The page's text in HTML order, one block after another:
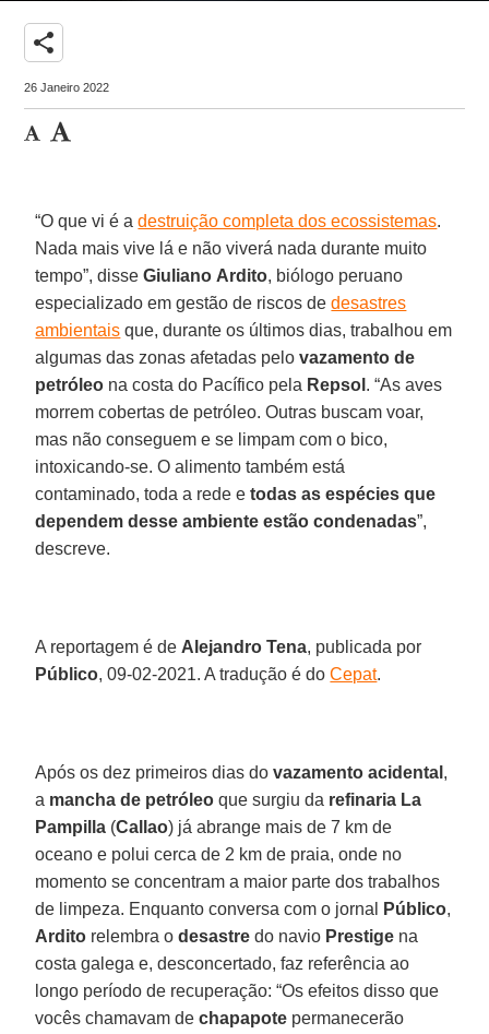
share
26 Janeiro 2022
“O que vi é adestruição completa dos ecossistemas.
Nada mais vive lá e não viverá nada durante muito
tempo”, disseGiuliano Ardito, biólogo peruano
especializado em gestão de riscos dedesastres
ambientais que, durante os últimos dias, trabalhou em
algumas das zonas afetadas pelovazamento de
petróleo na costa do Pacífico pela Repsol . “As aves
morrem cobertas de petróleo. Outras buscam voar,
mas não conseguem e se limpam com o bico,
intoxicando-se. O alimento também está
contaminado, toda a rede etodas as espécies que
dependem desse ambiente estão condenadas”,
descreve.
A reportagem é de Alejandro Tena, publicada por
Público, 09-02-2021. A tradução é doCepat.
Após os dez primeiros dias dovazamento acidental ,
a mancha de petróleo que surgiu da refinaria La
Pampilla (Callao) já abrange mais de 7 km de
oceano e polui cerca de 2 km de praia, onde no
momento se concentram a maior parte dos trabalhos
de limpeza. Enquanto conversa com o jornal
Público,
Ardito relembra odesastre do navio Prestige na
costa galega e, desconcertado, faz referência ao
longo período de recuperação: “Os efeitos disso que
vocês chamavam dechapapote permanecerão